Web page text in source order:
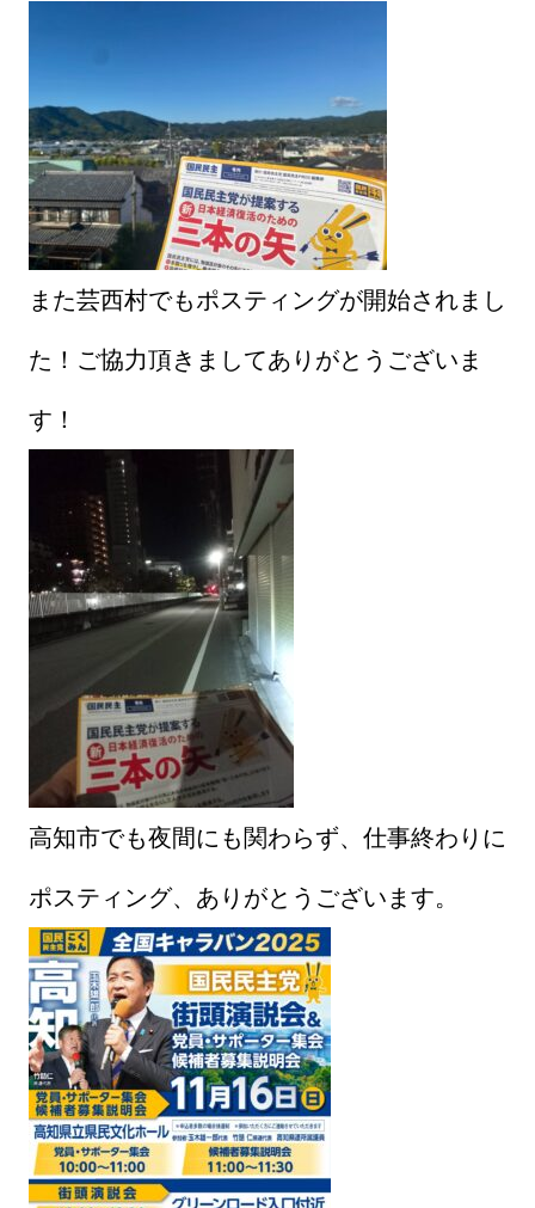
また芸西村でもポスティングが開始されまし
た！ご協力頂きましてありがとうございま
す！
高知市でも夜間にも関わらず、仕事終わりに
ポスティング、ありがとうございます。